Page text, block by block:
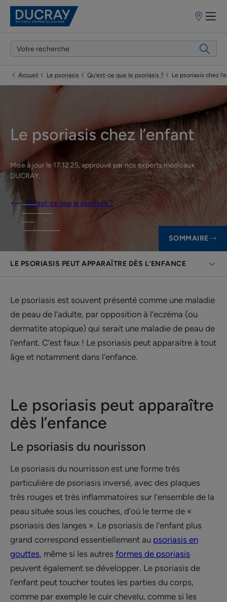
Points
vente
Accueil Le psoriasis Qu’est-ce que le psoriasis ? Le psoriasis chez
Le psoriasis chez l’enfant
Mise à jour le 17.12.25, approuvé parnos experts médicaux
DUCRAY.
Qu’est-ce que le psoriasis ?
SOMMAIRE
LE PSORIASIS PEUT APPARAÎTRE DÈS L’ENFANCE
Le psoriasis est souvent présenté comme une maladie
de peau de l’adulte, par opposition à l’eczéma (ou
dermatite atopique) qui serait une maladie de peau de
l’enfant. C’est faux ! Le psoriasis peut apparaitre à tout
âge et notamment dans l’enfance.
Le psoriasis peut apparaître
dès l’enfance
Le psoriasis du nourisson
Le psoriasis du nourrisson est une forme très
particulière de psoriasis inversé, avec des plaques
très rouges et très inflammatoires sur l’ensemble de la
peau située sous les couches, d’où le terme de «
psoriasis des langes ». Le psoriasis de l’enfant plus
grand correspond essentiellement au psoriasis en
gouttes, même si les autres formes de psoriasis
peuvent également se développer. Le psoriasis de
l’enfant peut toucher toutes les parties du corps,
comme par exemple le cuir chevelu, comme si les